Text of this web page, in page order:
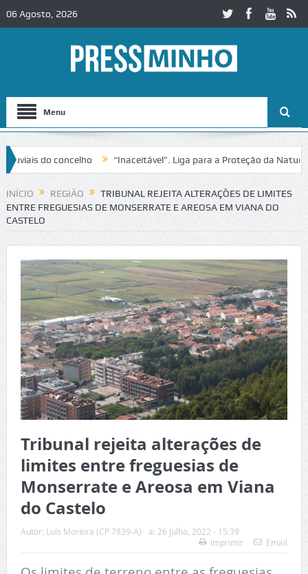
06 Agosto, 2026
Menu
do concelho “Inaceitável”. Liga para a Proteção da Natureza
IC2 em Alcobaça Igreja do Castelo de Cerveira assegura
INÍCIO REGIÃO
TRIBUNAL REJEITA ALTERAÇÕES DE LIMITES
ENTRE FREGUESIAS DE MONSERRATE E AREOSA EM VIANA DO
CASTELO
Tribunal rejeita alterações de
limites entre freguesias de
Monserrate e Areosa em Viana
do Castelo
Autor: Luís Moreira (CP 7839-A) a: 26 Julho, 2022 - 15:39
Imprimir
Email